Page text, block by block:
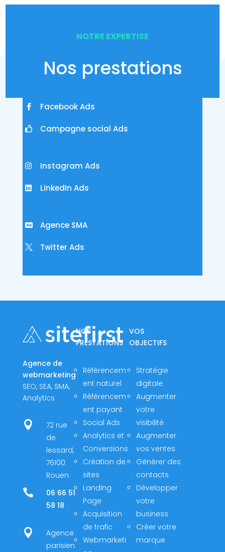
NOTRE EXPERTISE
Nos prestations
Facebook Ads
Campagne social Ads
Instagram Ads
LinkedIn Ads
Agence SMA
Twitter Ads
Agence de
webmarketing
SEO, SEA, SMA,
Analytics

72 rue
de
lessard,
76100
Rouen

06 66 51
58 18

Agence
parisien
NOS
PRESTATIONS
Référencem
ent naturel
Référencem
ent payant
Social Ads
Analytics et
Conversions
Création de
sites
Landing
Page
Acquisition
de trafic
Webmarketi
VOS
OBJECTIFS
Stratégie
digitale
Augmenter
votre
visibilité
Augmenter
vos ventes
Générer des
contacts
Développer
votre
business
Créer votre
marque